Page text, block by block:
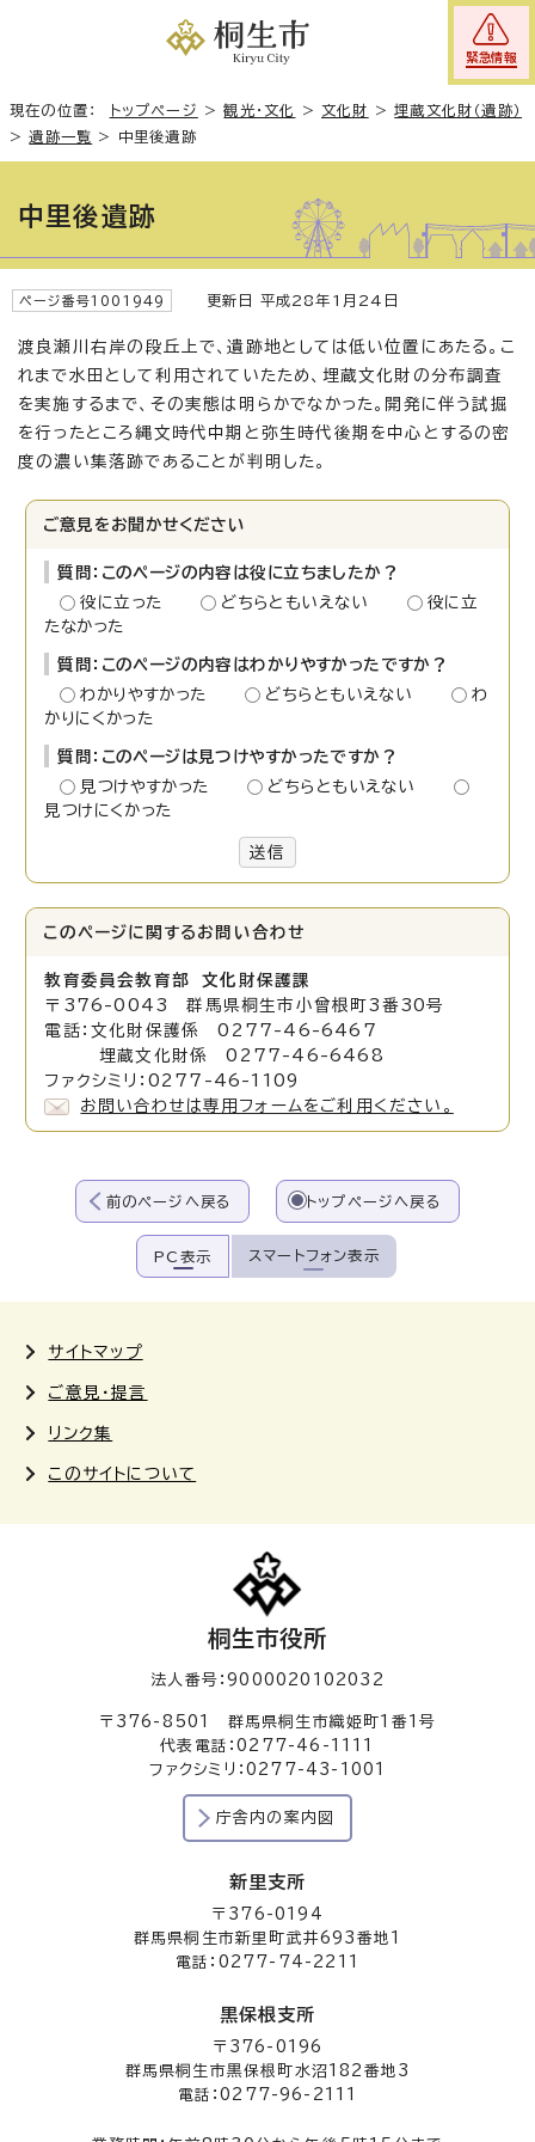
緊急情報
現在の位置： トップページ >観光・文化 >文化財 >埋蔵文化財（遺跡）
>遺跡一覧 > 中里後遺跡
中里後遺跡
ページ番号1001949 更新日 平成28年1月24日
渡良瀬川右岸の段丘上で、遺跡地としては低い位置にあたる。こ
れまで水田として利用されていたため、埋蔵文化財の分布調査
を実施するまで、その実態は明らかでなかった。開発に伴う試掘
を行ったところ縄文時代中期と弥生時代後期を中心とするの密
度の濃い集落跡であることが判明した。
ご意見をお聞かせください
質問：このページの内容は役に立ちましたか？
役に立った
どちらともいえない
役に立
たなかった
質問：このページの内容はわかりやすかったですか？
わかりやすかった
どちらともいえない
わ
かりにくかった
質問：このページは見つけやすかったですか？
見つけやすかった
どちらともいえない
見つけにくかった
送信
このページに関する お問い合わせ
教育委員会教育部 文化財保護課
〒376-0043 群馬県桐生市小曾根町3番30号
電話：文化財保護係 0277-46-6467
埋蔵文化財係 0277-46-6468
ファクシミリ：0277-46-1109
お問い合わせは専用フォームをご利用ください。
前のページへ戻る トップページへ戻る
PC表示 スマートフォン表示
サイトマップ
ご意見・提言
リンク集
このサイトについて
桐生市役所
法人番号：9000020102032
〒376-8501 群馬県桐生市織姫町1番1号
代表電話：0277-46-1111
ファクシミリ：0277-43-1001
庁舎内の案内図
新里支所
〒376-0194
群馬県桐生市新里町武井693番地1
電話：0277-74-2211
黒保根支所
〒376-0196
群馬県桐生市黒保根町水沼182番地3
電話：0277-96-2111